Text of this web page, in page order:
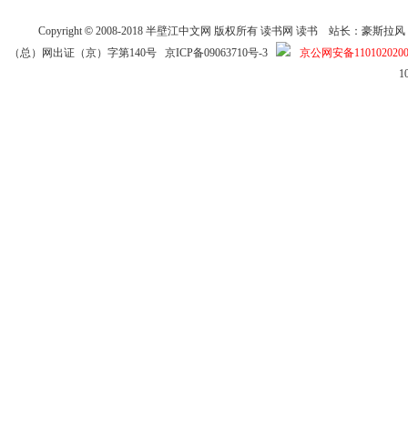
Copyright © 2008-2018半壁江中文网 版权所有读书网 读书
站长：豪斯拉风
（总）网出证（京）字第140号 京ICP备09063710号-3
京公网安备